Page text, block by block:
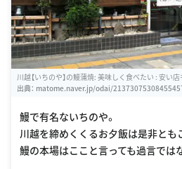
川越【いちのや】の鰻蒲焼: 美味しく食べたい : 安い店
出典： matome.naver.jp/odai/
鰻で有名ないちのや。
川越を締めくくるお夕飯は是非とも
鰻の本場はここと言っても過言では